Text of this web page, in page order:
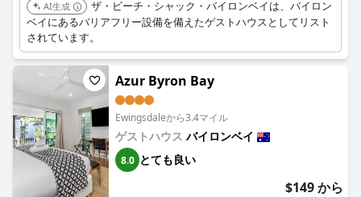
AI生成
ザ・ビーチ・シャック・バイロンベイは、バイロン
ベイにあるバリアフリー設備を備えたゲストハウスとしてリスト
されています。
Azur Byron Bay
Ewingsdaleから3.4マイル
ゲストハウス バイロンベイ
8.0 とても良い
$149 から